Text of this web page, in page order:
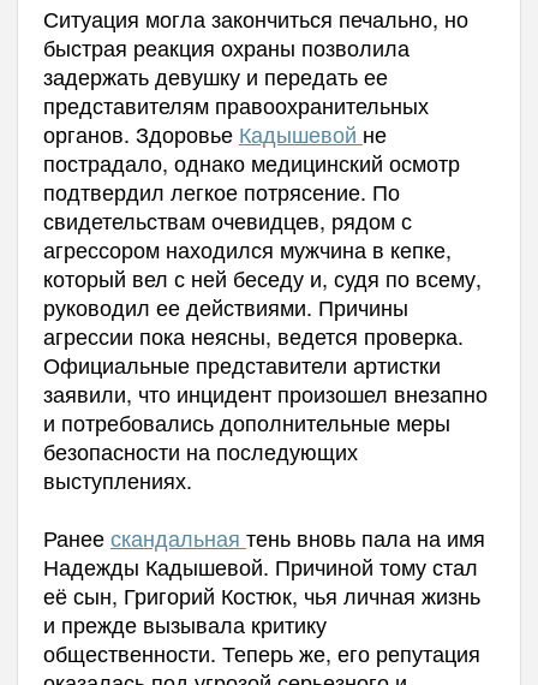
Ситуация могла закончиться печально, но
быстрая реакция охраны позволила
задержать девушку и передать ее
представителям правоохранительных
органов. Здоровье Кадышевой не
пострадало, однако медицинский осмотр
подтвердил легкое потрясение. По
свидетельствам очевидцев, рядом с
агрессором находился мужчина в кепке,
который вел с ней беседу и, судя по всему,
руководил ее действиями. Причины
агрессии пока неясны, ведется проверка.
Официальные представители артистки
заявили, что инцидент произошел внезапно
и потребовались дополнительные меры
безопасности на последующих
выступлениях.
Ранеескандальная тень вновь пала на имя
Надежды Кадышевой. Причиной тому стал
её сын, Григорий Костюк, чья личная жизнь
и прежде вызывала критику
общественности. Теперь же, его репутация